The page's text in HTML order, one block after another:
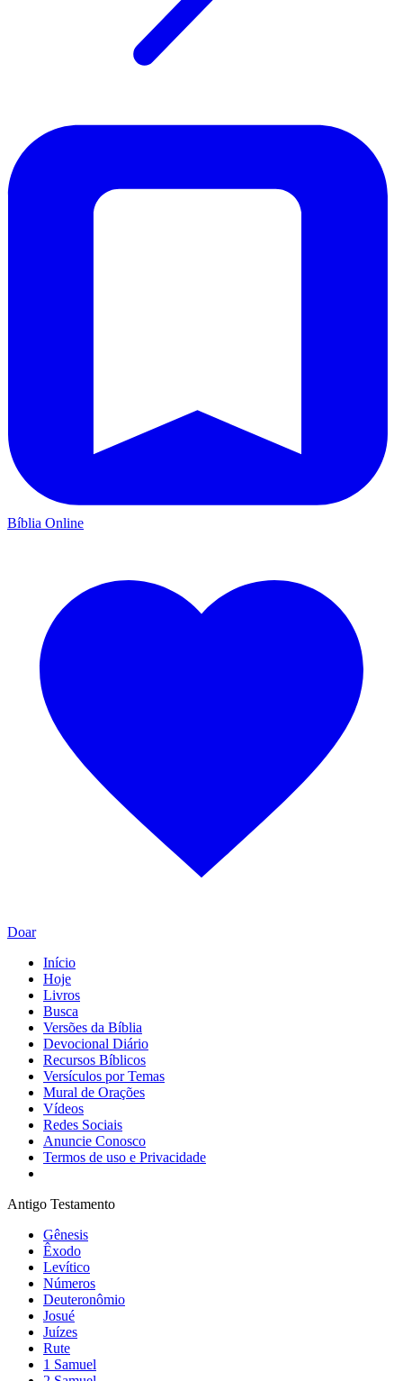
Bíblia Online
Doar
Início
Hoje
Livros
Busca
Versões da Bíblia
Devocional Diário
Recursos Bíblicos
Versículos por Temas
Mural de Orações
Vídeos
Redes Sociais
Anuncie Conosco
Termos de uso e Privacidade
Antigo Testamento
Gênesis
Êxodo
Levítico
Números
Deuteronômio
Josué
Juízes
Rute
1 Samuel